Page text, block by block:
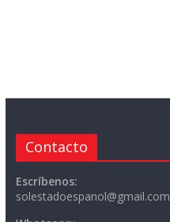
Contacto
Escríbenos:
solestadoespanol@gmail.com